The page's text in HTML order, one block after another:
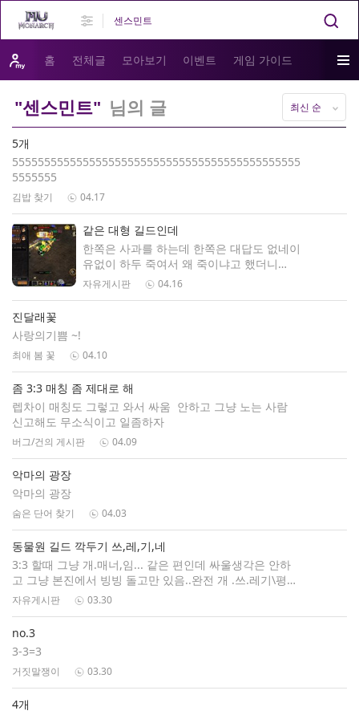
홈 전체글 모아보기 이벤트 게임 가이드
"센스민트" 님의 글 최신 순
5개
555555555555555555555555555555555555555555555
5555555
김밥 찾기 04.17
같은 대형 길드인데
한쪽은 사과를 하는데 한쪽은 대답도 없네이
유없이 하두 죽여서 왜 죽이냐고 했더니
.. 주당길드가 매너가 좋네여... 드라고나길
는 인성대로 사는건지 .쯧..드
자유게시판 04.16
진달래꽃
사랑의기쁨 ~!
최애 봄 꽃 04.10
좀 3:3 매칭 좀 제대로 해
렙차이 매칭도 그렇고 와서 싸움 안하고 그냥 노는 사람
신고해도 무소식이고 일좀하자
버그/건의 게시판 04.09
악마의 광장
악마의 광장
숨은 단어 찾기 04.03
동물원 길드 깍두기 쓰,레,기,네
3:3 할때 그냥 개.매너,임... 같은 편인데 싸울생각은 안하
고 그냥 본진에서 빙빙 돌고만 있음..완전 개 .쓰.레기\평생
그렇게 살어라쯧,., 겁나 한심한 새.,키
자유게시판 03.30
no.3
3-3=3
거짓말쟁이 03.30
4개